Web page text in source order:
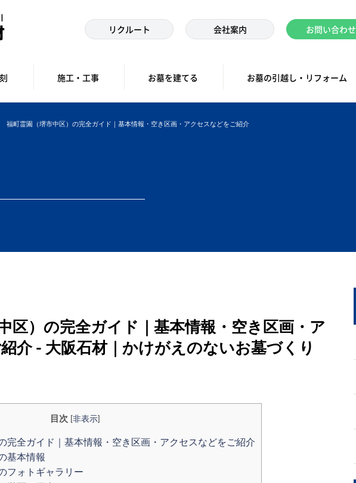
リクルート 会社案内 お問い合わせ
施工・工事 お墓を建てる お墓の引越し・リフォーム
福町霊園（堺市中区）の完全ガイド｜基本情報・空き区画・アクセスなどをご紹介
区）の完全ガイド｜基本情報・空き区画・ア
介 - 大阪石材｜かけがえのないお墓づくり
目次 [非表示]
完全ガイド｜基本情報・空き区画・アクセスなどをご紹介
基本情報
フォトギャラリー